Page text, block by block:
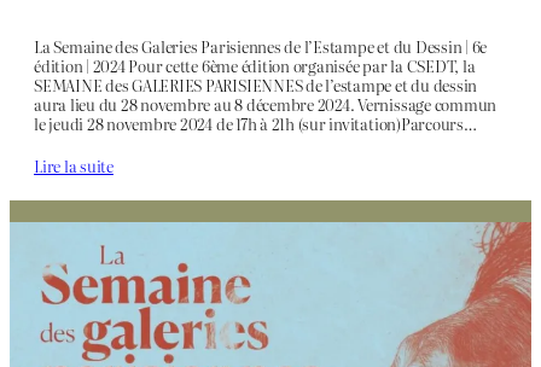
La Semaine des Galeries Parisiennes de l’Estampe et du Dessin | 6e
édition | 2024 Pour cette 6ème édition organisée par la CSEDT, la
SEMAINE des GALERIES PARISIENNES de l’estampe et du dessin
aura lieu du 28 novembre au 8 décembre 2024. Vernissage commun
le jeudi 28 novembre 2024 de 17h à 21h (sur invitation)Parcours…
Lire la suite